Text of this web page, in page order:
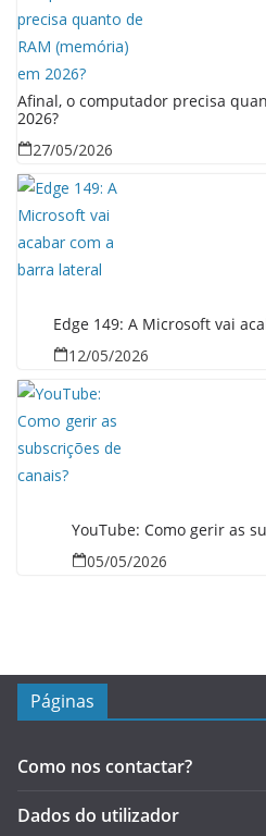
Afinal, o computador precisa
2026?
27/05/2026
Edge 149: A Microsoft vai
12/05/2026
YouTube: Como gerir as
05/05/2026
Páginas
Como nos contactar?
Dados do utilizador